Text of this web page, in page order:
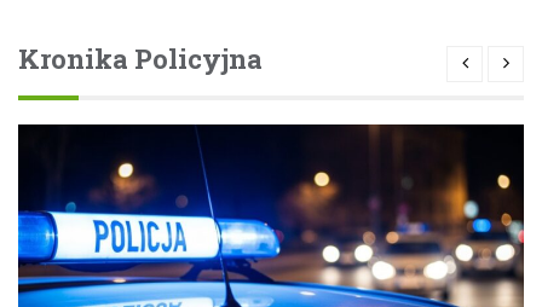
Kronika Policyjna